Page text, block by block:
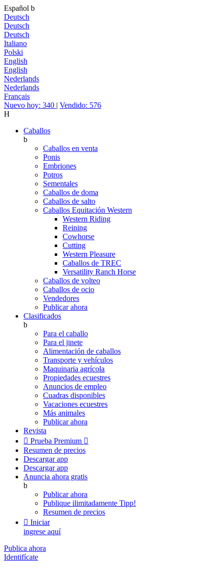
Español b
Deutsch
Deutsch
Deutsch
Italiano
Polski
English
English
Nederlands
Nederlands
Français
Nuevo hoy: 340 | Vendido: 576
H
Caballos
b
Caballos en venta
Ponis
Embriones
Potros
Sementales
Caballos de doma
Caballos de salto
Caballos Equitación Western
Western Riding
Reining
Cowhorse
Cutting
Western Pleasure
Caballos de TREC
Versatility Ranch Horse
Caballos de volteo
Caballos de ocio
Vendedores
Publicar ahora
Clasificados
b
Para el caballo
Para el jinete
Alimentación de caballos
Transporte y vehículos
Maquinaria agrícola
Propiedades ecuestres
Anuncios de empleo
Cuadras disponibles
Vacaciones ecuestres
Más animales
Publicar ahora
Revista
 Prueba Premium 
Resumen de precios
Descargar app
Descargar app
Anuncia ahora gratis
b
Publicar ahora
Publique ilimitadamente Tipp!
Resumen de precios
 Iniciar
ingrese aquí
Publica ahora
Identifícate